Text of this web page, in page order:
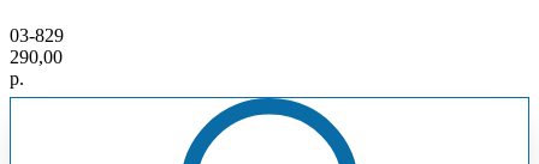
03-829
290,00
р.